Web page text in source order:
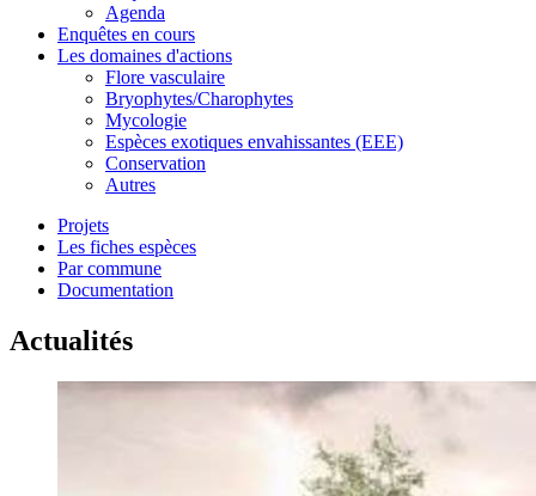
Agenda
Enquêtes en cours
Les domaines d'actions
Flore vasculaire
Bryophytes/Charophytes
Mycologie
Espèces exotiques envahissantes (EEE)
Conservation
Autres
Projets
Les fiches espèces
Par commune
Documentation
Actualités